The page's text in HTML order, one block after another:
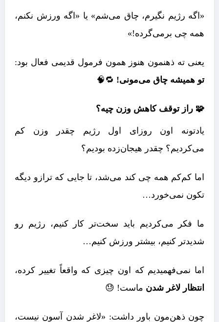
«اگه رژیم نگیرم، چاق می‌شم» یا «اگه ورزش نکنم،
همه چی برمی‌گرده!»
یعنی ته ذهنمون هنوز همون فرمول قدیمی فعال بود:
تو همیشه چاق می‌مونی! 🔁🧠
🧩 راز توقف کاهش وزن چیه؟
یادتونه اون روزای اول رژیم چقدر وزن کم
می‌کردیم؟ چقدر هیجان‌زده بودیم؟
اما کم‌کم همه چی کند می‌شد، تا جایی که ترازو دیگه
تکون نمی‌خورد…
ما فکر می‌کردیم باید سخت‌تر کار کنیم، رژیم رو
شدیدتر کنیم، بیشتر ورزش کنیم…
اما نمی‌فهمیدیم که اون چیزی که واقعاً تغییر کرده،
انتظار لاغر شدن ماست! 😓
چون ذهن‌مون باور داشت: «لاغر شدن آسون نیست،